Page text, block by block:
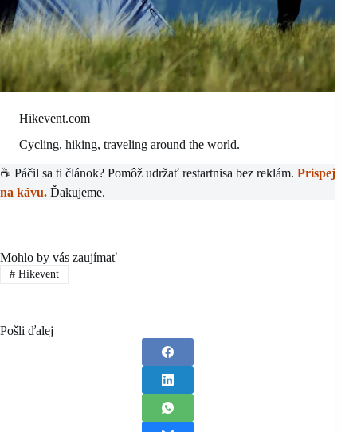
Hikevent.com
Cycling, hiking, traveling around the world.
☕ Páčil sa ti článok? Pomôž udržať restartnisa bez reklám. Prispej
na kávu. Ďakujeme.
Mohlo by vás zaujímať
#Hikevent
Pošli ďalej